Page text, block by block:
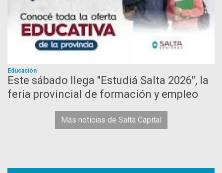
Educación
Este sábado llega "Estudiá Salta 2026", la
feria provincial de formación y empleo
Más noticias de Salta Capital